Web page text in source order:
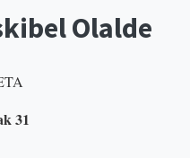
Olalde
31